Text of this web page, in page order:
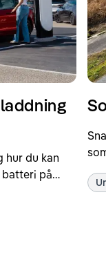
hur du kan
batteri på